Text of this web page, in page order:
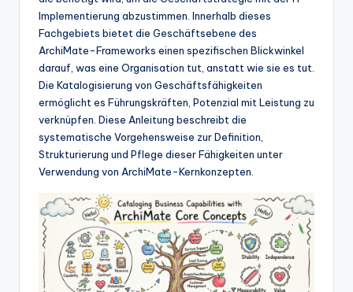
In
si
&
ft
Implementierung abzustimmen. Innerhalb dieses
Fachgebiets bietet die Geschäftsebene des
ArchiMate-Frameworks einen spezifischen Blickwinkel
darauf, was eine Organisation tut, anstatt wie sie es tut.
Die Katalogisierung von Geschäftsfähigkeiten
ermöglicht es Führungskräften, Potenzial mit Leistung zu
verknüpfen. Diese Anleitung beschreibt die
systematische Vorgehensweise zur Definition,
Strukturierung und Pflege dieser Fähigkeiten unter
Verwendung von ArchiMate-Kernkonzepten.